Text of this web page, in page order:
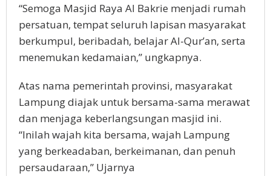
“Semoga Masjid Raya Al Bakrie menjadi rumah
persatuan, tempat seluruh lapisan masyarakat
berkumpul, beribadah, belajar Al-Qur’an, serta
menemukan kedamaian,” ungkapnya.
Atas nama pemerintah provinsi, masyarakat
Lampung diajak untuk bersama-sama merawat
dan menjaga keberlangsungan masjid ini.
“Inilah wajah kita bersama, wajah Lampung
yang berkeadaban, berkeimanan, dan penuh
persaudaraan,” Ujarnya